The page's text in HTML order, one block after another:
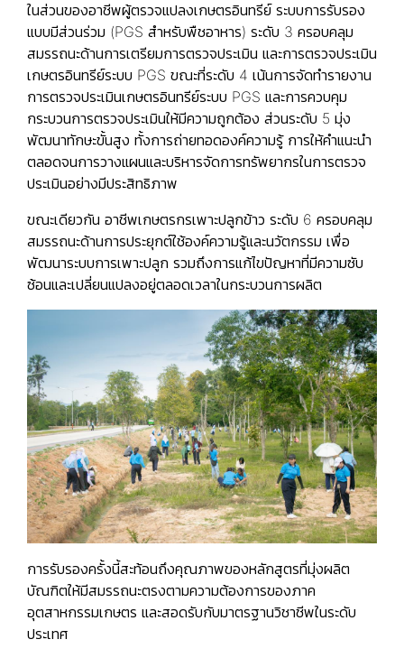
ในส่วนของอาชีพผู้ตรวจแปลงเกษตรอินทรีย์ ระบบการรับรอง
แบบมีส่วนร่วม (PGS สำหรับพืชอาหาร) ระดับ 3 ครอบคลุม
สมรรถนะด้านการเตรียมการตรวจประเมิน และการตรวจประเมิน
เกษตรอินทรีย์ระบบ PGS ขณะที่ระดับ 4 เน้นการจัดทำรายงาน
การตรวจประเมินเกษตรอินทรีย์ระบบ PGS และการควบคุม
กระบวนการตรวจประเมินให้มีความถูกต้อง ส่วนระดับ 5 มุ่ง
พัฒนาทักษะขั้นสูง ทั้งการถ่ายทอดองค์ความรู้ การให้คำแนะนำ
ตลอดจนการวางแผนและบริหารจัดการทรัพยากรในการตรวจ
ประเมินอย่างมีประสิทธิภาพ
ขณะเดียวกัน อาชีพเกษตรกรเพาะปลูกข้าว ระดับ 6 ครอบคลุม
สมรรถนะด้านการประยุกต์ใช้องค์ความรู้และนวัตกรรม เพื่อ
พัฒนาระบบการเพาะปลูก รวมถึงการแก้ไขปัญหาที่มีความซับ
ซ้อนและเปลี่ยนแปลงอยู่ตลอดเวลาในกระบวนการผลิต
การรับรองครั้งนี้สะท้อนถึงคุณภาพของหลักสูตรที่มุ่งผลิต
บัณฑิตให้มีสมรรถนะตรงตามความต้องการของภาค
อุตสาหกรรมเกษตร และสอดรับกับมาตรฐานวิชาชีพในระดับ
ประเทศ